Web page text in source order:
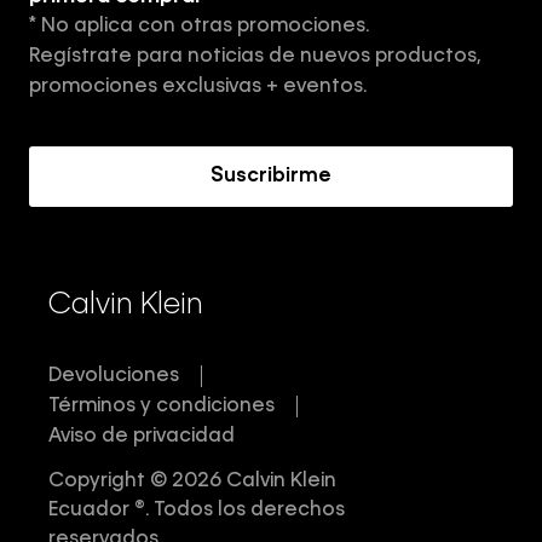
Aviso de privacidad
Términos y Condiciones
* No aplica con otras promociones.
Regístrate para noticias de nuevos productos,
promociones exclusivas + eventos.
Suscribirme
Calvin Klein
Devoluciones
Términos y condiciones
Aviso de privacidad
Copyright © 2026 Calvin Klein
Ecuador ®. Todos los derechos